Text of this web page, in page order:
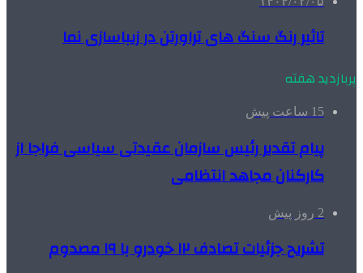
تاثیر رنگ سنگ های تراورتن در زیباسازی نما
پربازدید هفته
15 ساعت پیش
پیام تقدیر رئیس سازمان عقیدتی سیاسی فراجا از
کارکنان مجاهد انتظامی
2 روز پیش
تشریح جزئیات تصادف ۱۲ خودرو با ۱۹ مصدوم